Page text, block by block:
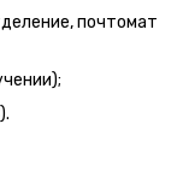
почтомат